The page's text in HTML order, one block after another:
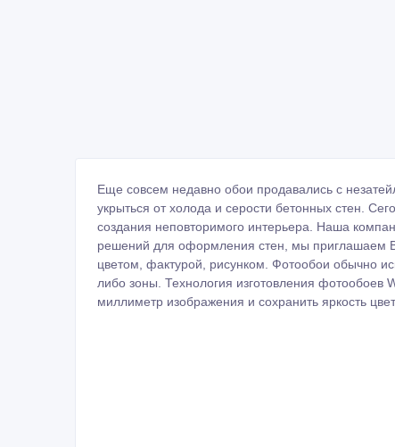
Еще совсем недавно обои продавались с
укрыться от холода и серости бетонных стен.
создания неповторимого интерьера. Наша
решений для оформления стен, мы приглашаем
цветом, фактурой, рисунком. Фотообои обычно
либо зоны. Технология изготовления фотообоев
миллиметр изображения и сохранить яркость